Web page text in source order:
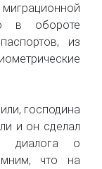
в обороте
из
господина
и он сделал
диалога о
что на